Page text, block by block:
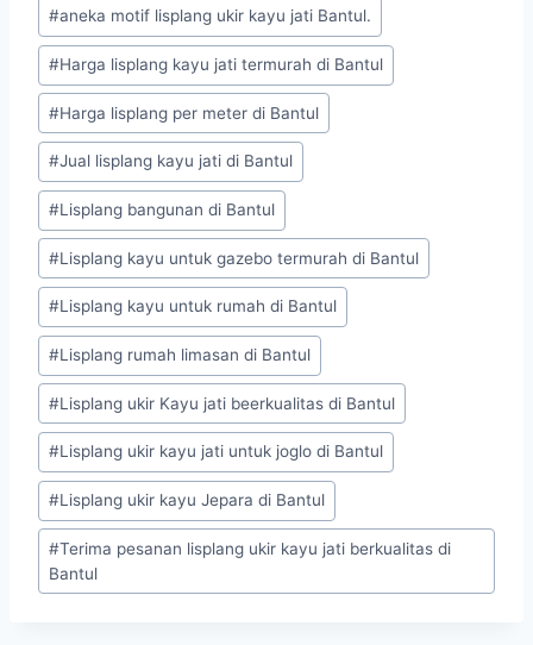
#aneka motif lisplang ukir kayu jati Bantul.
#Harga lisplang kayu jati termurah di Bantul
#Harga lisplang per meter di Bantul
#Jual lisplang kayu jati di Bantul
#Lisplang bangunan di Bantul
#Lisplang kayu untuk gazebo termurah di Bantul
#Lisplang kayu untuk rumah di Bantul
#Lisplang rumah limasan di Bantul
#Lisplang ukir Kayu jati beerkualitas di Bantul
#Lisplang ukir kayu jati untuk joglo di Bantul
#Lisplang ukir kayu Jepara di Bantul
#Terima pesanan lisplang ukir kayu jati berkualitas di
Bantul